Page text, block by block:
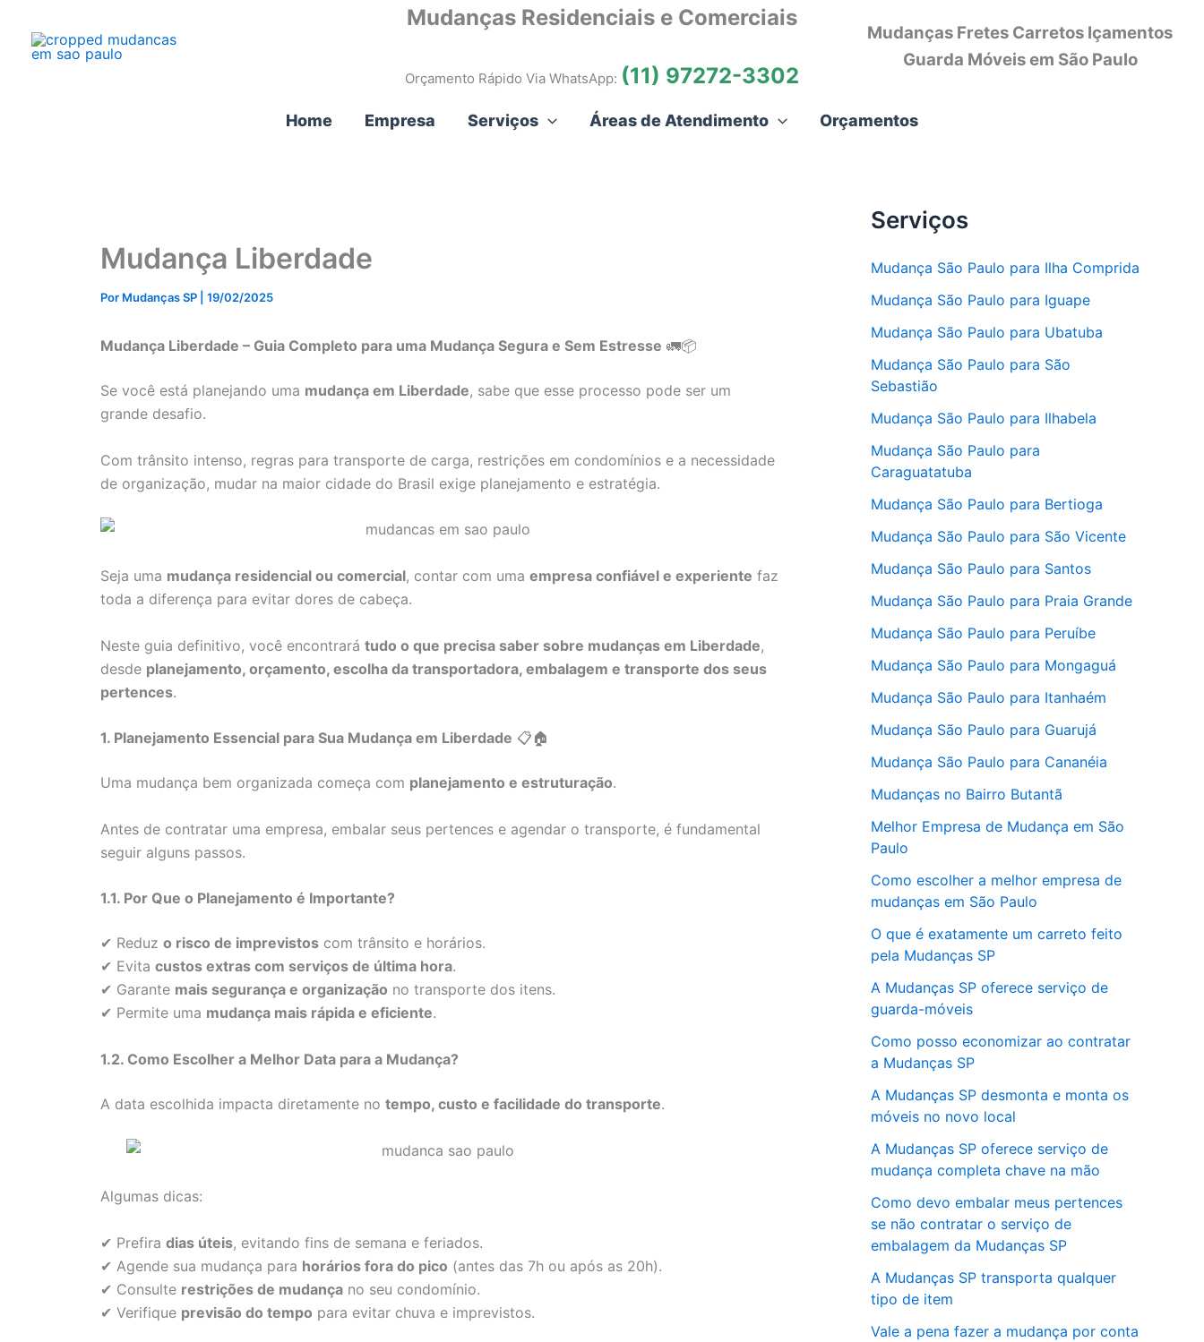
Mudanças Residenciais e Comerciais
Orçamento Rápido Via WhatsApp: (11) 97272-3302
Mudanças Fretes Carretos Içamentos
Guarda Móveis em São Paulo
Home Empresa Serviços Áreas de Atendimento Orçamentos
Mudança Liberdade
Por Mudanças SP 19/02/2025
Mudança Liberdade – Guia Completo para uma Mudança Segura e Sem Estresse 🚛📦
Se você está planejando uma mudança em Liberdade, sabe que esse processo pode ser um
grande desafio.
Com trânsito intenso, regras para transporte de carga, restrições em condomínios e a necessidade
de organização, mudar na maior cidade do Brasil exige planejamento e estratégia.
Seja uma mudança residencial ou comercial, contar com uma empresa confiável e experiente faz
toda a diferença para evitar dores de cabeça.
Neste guia definitivo, você encontrará tudo o que precisa saber sobre mudanças em Liberdade,
desde planejamento, orçamento, escolha da transportadora, embalagem e transporte dos seus
pertences.
1. Planejamento Essencial para Sua Mudança em Liberdade 📋🏠
Uma mudança bem organizada começa com planejamento e estruturação.
Antes de contratar uma empresa, embalar seus pertences e agendar o transporte, é fundamental
seguir alguns passos.
1.1. Por Que o Planejamento é Importante?
✔ Reduz o risco de imprevistos com trânsito e horários.
✔ Evita custos extras com serviços de última hora.
✔ Garante mais segurança e organização no transporte dos itens.
✔ Permite uma mudança mais rápida e eficiente.
1.2. Como Escolher a Melhor Data para a Mudança?
A data escolhida impacta diretamente no tempo, custo e facilidade do transporte.
Algumas dicas:
✔ Prefira dias úteis, evitando fins de semana e feriados.
✔ Agende sua mudança para horários fora do pico (antes das 7h ou após as 20h).
✔ Consulte restrições de mudança no seu condomínio.
✔ Verifique previsão do tempo para evitar chuva e imprevistos.
Serviços
Mudança São Paulo para Ilha Comprida
Mudança São Paulo para Iguape
Mudança São Paulo para Ubatuba
Mudança São Paulo para São
Sebastião
Mudança São Paulo para Ilhabela
Mudança São Paulo para
Caraguatatuba
Mudança São Paulo para Bertioga
Mudança São Paulo para São Vicente
Mudança São Paulo para Santos
Mudança São Paulo para Praia Grande
Mudança São Paulo para Peruíbe
Mudança São Paulo para Mongaguá
Mudança São Paulo para Itanhaém
Mudança São Paulo para Guarujá
Mudança São Paulo para Cananéia
Mudanças no Bairro Butantã
Melhor Empresa de Mudança em São
Paulo
Como escolher a melhor empresa de
mudanças em São Paulo
O que é exatamente um carreto feito
pela Mudanças SP
A Mudanças SP oferece serviço de
guarda-móveis
Como posso economizar ao contratar
a Mudanças SP
A Mudanças SP desmonta e monta os
móveis no novo local
A Mudanças SP oferece serviço de
mudança completa chave na mão
Como devo embalar meus pertences
se não contratar o serviço de
embalagem da Mudanças SP
A Mudanças SP transporta qualquer
tipo de item
Vale a pena fazer a mudança por conta